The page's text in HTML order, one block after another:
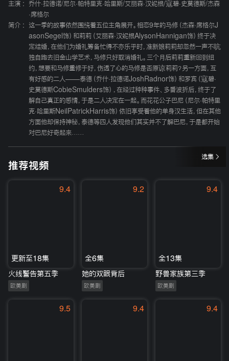
主演 :
乔什·拉德诺/尼尔·帕特里克·哈里斯/艾丽森·汉妮根/寇碧·史莫德斯/杰森
·席格尔
简介 :
这一季的故事依然围绕着五位主角展开。相恋9年的马修（杰森·席格尔J
asonSegel饰）和莉莉（艾丽森·汉妮根AlysonHannigan饰）终于决
定结婚，在他们为婚礼筹备忙得不亦乐乎时，准新娘莉莉却忽然一声不吭
独自跑去旧金山学艺术，马修只好取消婚礼。三个月后莉莉重新回到纽
约，想要和马修重修于好，伤透了心的马修是否原谅莉莉？另一方面，互
有好感的二人——泰德（乔什·拉德诺JoshRadnor饰）和罗宾（寇碧·
史莫德斯CobieSmulders饰），在经过种种事件、多番波折后，终于了
解自己真正的感情，于是二人决定在一起。而花花公子巴尼（尼尔·帕特里
克·哈里斯NeilPatrickHarris饰）依旧享受着他的单身汉生活，但在其他
方面他却保持神秘，泰德等四人发现他们其实并不了解巴尼，于是都开始
对巴尼好奇起来……
选集
推荐视频
9.4
更新至18集
火线警告第五季
欧美剧
9.2
全6集
她的双眼背后
欧美剧
9.4
全13集
野兽家族第三季
欧美剧
9.5 9.4 9.4